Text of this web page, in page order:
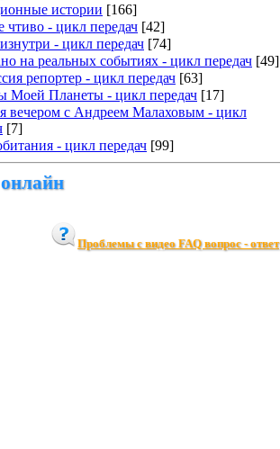
истории [166]
чтиво - цикл передач [42]
- цикл передач [74]
на реальных событиях - цикл передач [49]
репортер - цикл передач [63]
Моей Планеты - цикл передач [17]
вечером с Андреем Малаховым - цикл
[7]
- цикл передач [99]
Проблемы с видео FAQ вопрос - ответ